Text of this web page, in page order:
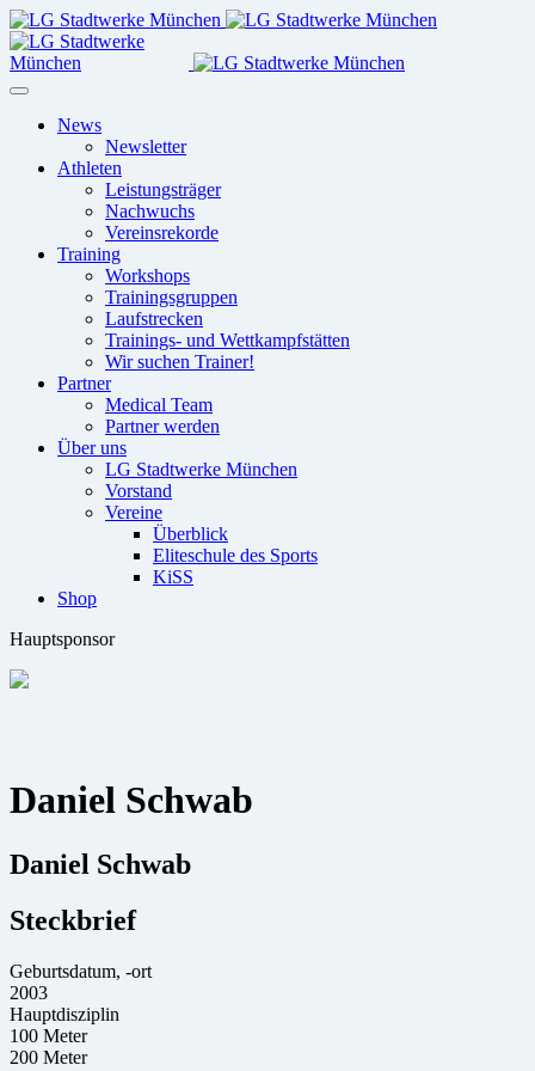
News
Newsletter
Athleten
Leistungsträger
Nachwuchs
Vereinsrekorde
Training
Workshops
Trainingsgruppen
Laufstrecken
Trainings- und Wettkampfstätten
Wir suchen Trainer!
Partner
Medical Team
Partner werden
Über uns
LG Stadtwerke München
Vorstand
Vereine
Überblick
Eliteschule des Sports
KiSS
Shop
Hauptsponsor
Daniel Schwab
Daniel Schwab
Steckbrief
Geburtsdatum, -ort
2003
Hauptdisziplin
100 Meter
200 Meter